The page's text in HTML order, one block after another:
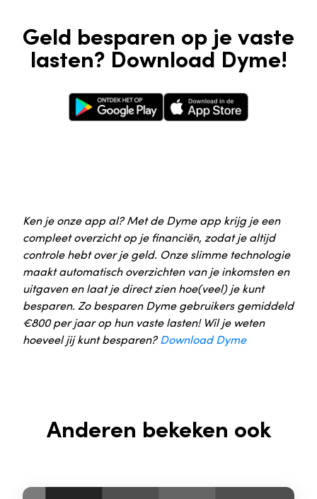
Geld besparen op je vaste
lasten? Download Dyme!
Google Play StoreApple App Store
Ken je onze app al? Met de Dyme app krijg je een
compleet overzicht op je financiën, zodat je altijd
controle hebt over je geld. Onze slimme technologie
maakt automatisch overzichten van je inkomsten en
uitgaven en laat je direct zien hoe(veel) je kunt
besparen. Zo besparen Dyme gebruikers gemiddeld
€800 per jaar op hun vaste lasten! Wil je weten
hoeveel jij kunt besparen?Download Dyme
Anderen bekeken ook